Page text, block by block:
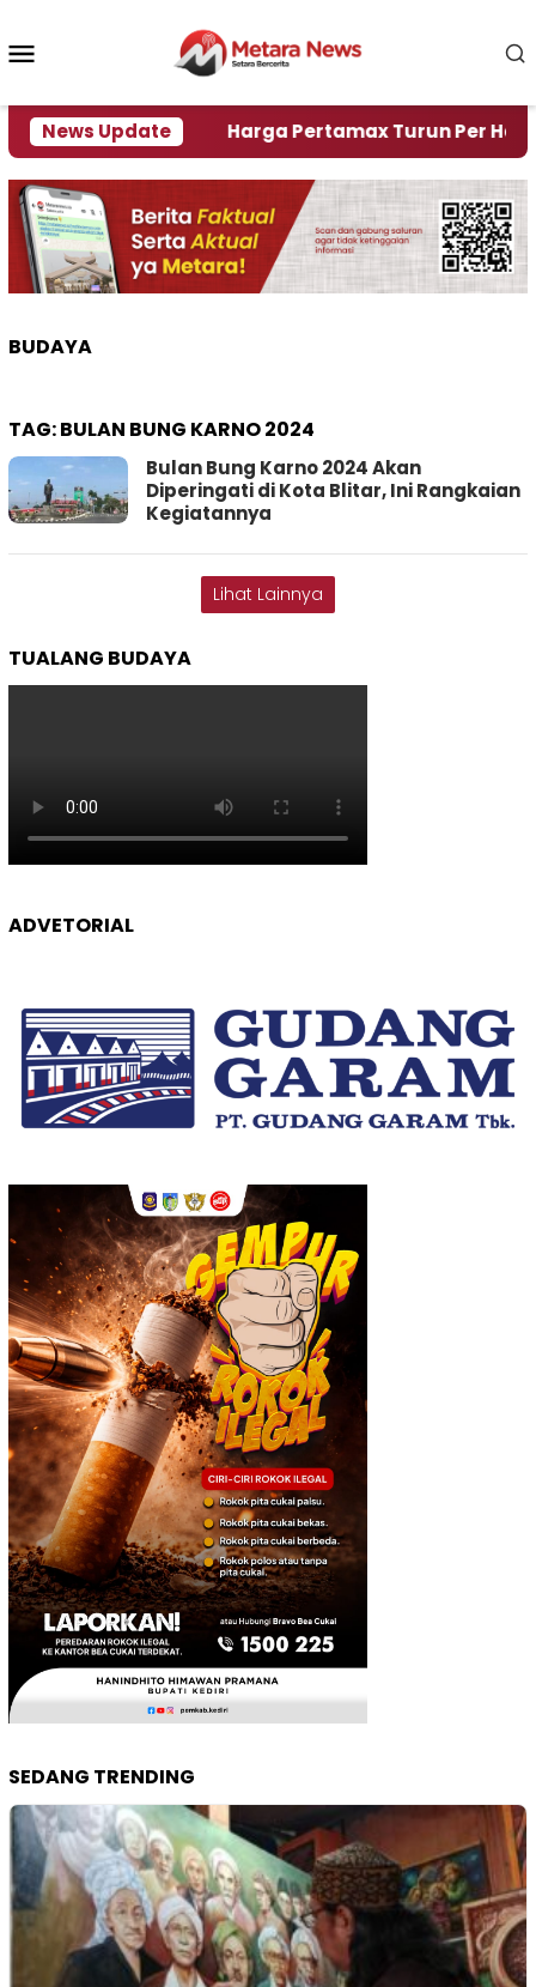
konten
News Update
Krisi Air Harga Pertamax Turun Per Hari Ini,
BUDAYA
TAG:BULAN BUNG KARNO 2024
Bulan Bung Karno 2024 Akan
Diperingati di Kota Blitar, Ini Rangkaian
Kegiatannya
Lihat Lainnya
TUALANG BUDAYA
ADVETORIAL
SEDANG TRENDING